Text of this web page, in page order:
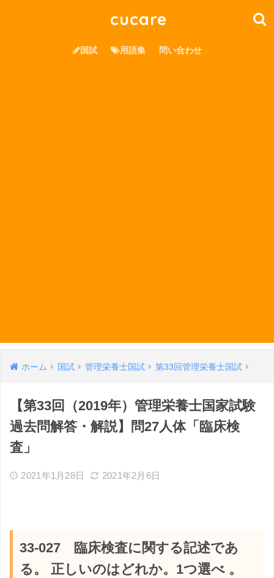
cucare
国試 用語集 問い合わせ
ホーム 国試 管理栄養士国試 第33回管理栄養士国試
【第33回（2019年）管理栄養士国家試験
過去問解答・解説】問27人体「臨床検
査」
2021年1月28日 2021年2月6日
33-027 臨床検査に関する記述であ
る。 正しいのはどれか。1つ選べ 。